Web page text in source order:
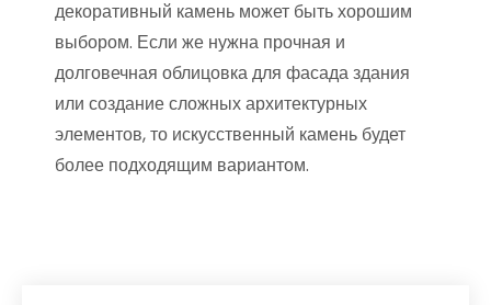
декоративный камень может быть хорошим
выбором. Если же нужна прочная и
долговечная облицовка для фасада здания
или создание сложных архитектурных
элементов, то искусственный камень будет
более подходящим вариантом.